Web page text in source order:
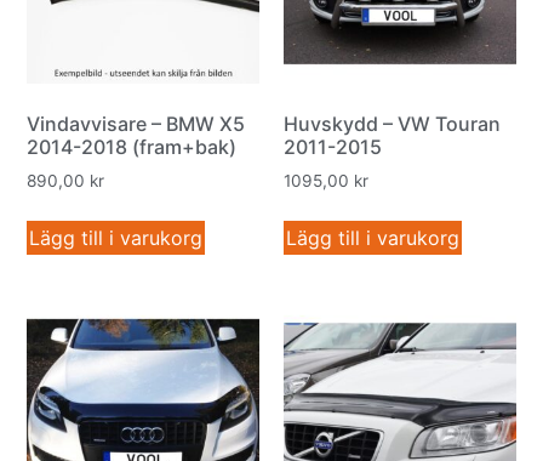
Vindavvisare – BMW X5
2014-2018 (fram+bak)
890,00 kr
Lägg till i varukorg
Huvskydd – VW Touran
2011-2015
1095,00 kr
Lägg till i varukorg